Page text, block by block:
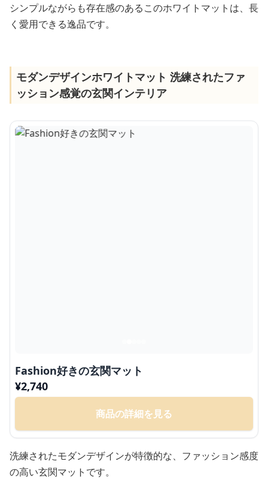
シンプルながらも存在感のあるこのホワイトマットは、長
く愛用できる逸品です。
モダンデザインホワイトマット 洗練されたファ
ッション感覚の玄関インテリア
Fashion好きの玄関マット
¥2,740
商品の詳細を見る
洗練されたモダンデザインが特徴的な、ファッション感度
の高い玄関マットです。